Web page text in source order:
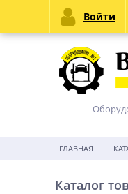
ГЛАВНАЯ
Каталог
Войти